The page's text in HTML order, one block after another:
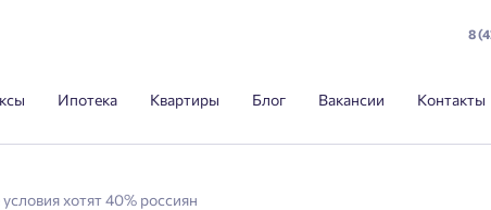
8
Ипотека Квартиры Блог Вакансии Контакты
хотят 40% россиян